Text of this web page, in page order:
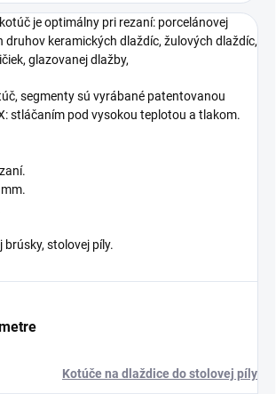
je optimálny pri rezaní: porcelánovej
druhov keramických dlaždíc, žulových dlaždíc,
glazovanej dlažby,
segmenty sú vyrábané patentovanou
stláčaním pod vysokou teplotou a tlakom.
brúsky, stolovej píly.
Kotúče na dlaždice do stolovej píly